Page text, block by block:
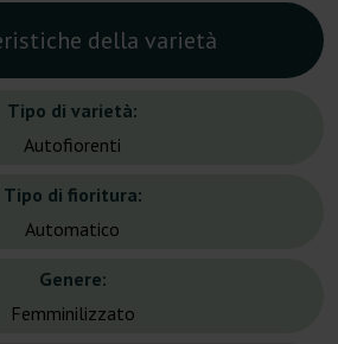
della varietà
Tipo di varietà:
Autofiorenti
Tipo di fioritura:
Automatico
Genere:
Femminilizzato